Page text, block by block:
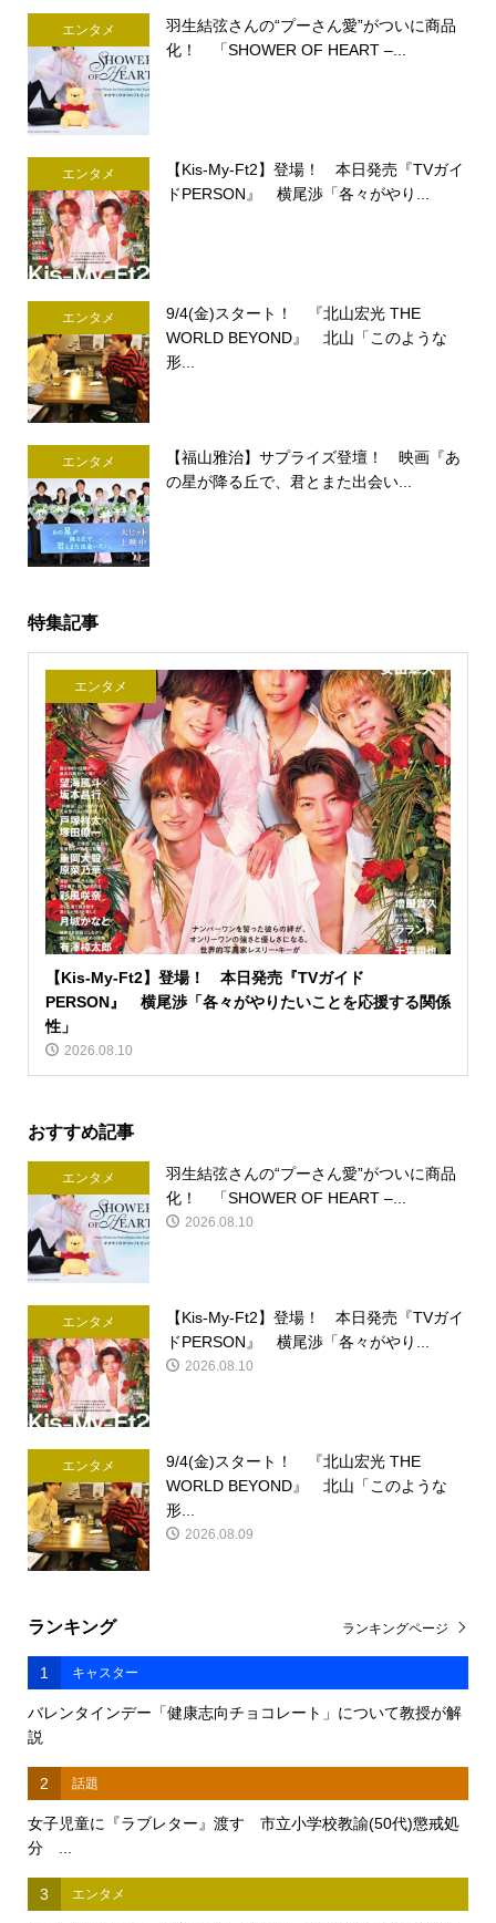
エンタメ
羽生結弦さんの“プーさん愛”がついに商品
化！ 「SHOWER OF HEART –...
エンタメ
【Kis-My-Ft2】登場！ 本日発売『TVガイ
ドPERSON』 横尾渉「各々がやり...
エンタメ
9/4(金)スタート！ 『北山宏光 THE
WORLD BEYOND』 北山「このような
形...
エンタメ
【福山雅治】サプライズ登壇！ 映画『あ
の星が降る丘で、君とまた出会い...
特集記事
エンタメ
【Kis-My-Ft2】登場！ 本日発売『TVガイド
PERSON』 横尾渉「各々がやりたいことを応援する関係
性」
2026.08.10
おすすめ記事
エンタメ
羽生結弦さんの“プーさん愛”がついに商品
化！ 「SHOWER OF HEART –...
2026.08.10
エンタメ
【Kis-My-Ft2】登場！ 本日発売『TVガイ
ドPERSON』 横尾渉「各々がやり...
2026.08.10
エンタメ
9/4(金)スタート！ 『北山宏光 THE
WORLD BEYOND』 北山「このような
形...
2026.08.09
ランキング
1 キャスター
バレンタインデー「健康志向チョコレート」について教授が解
説
2 話題
女子児童に『ラブレター』渡す 市立小学校教諭(50代)懲戒処
分 ...
3 エンタメ
ランキングページ